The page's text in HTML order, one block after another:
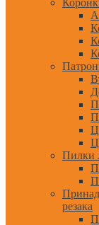
Пилки
резака